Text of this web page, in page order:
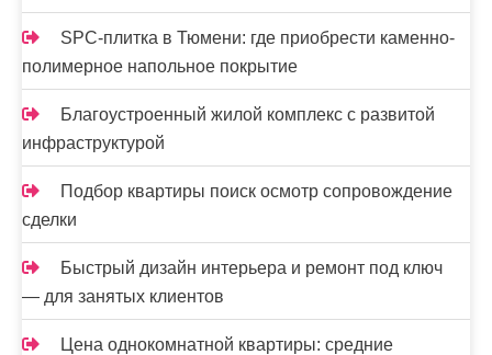
SPC-плитка в Тюмени: где приобрести каменно-
полимерное напольное покрытие
Благоустроенный жилой комплекс с развитой
инфраструктурой
Подбор квартиры поиск осмотр сопровождение
сделки
Быстрый дизайн интерьера и ремонт под ключ
— для занятых клиентов
Цена однокомнатной квартиры: средние